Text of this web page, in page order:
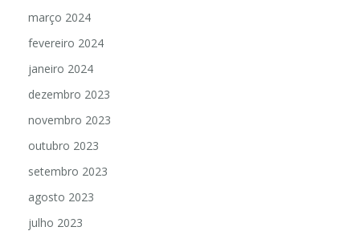
março 2024
fevereiro 2024
janeiro 2024
dezembro 2023
novembro 2023
outubro 2023
setembro 2023
agosto 2023
julho 2023